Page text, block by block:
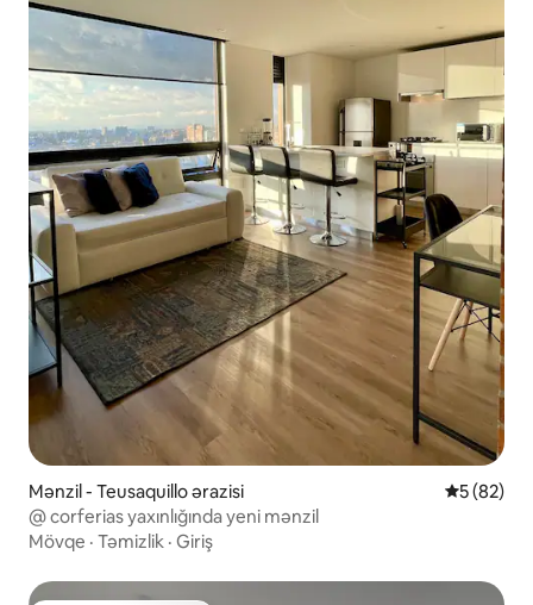
Mənzil - Teusaquillo ərazisi Ortalama
5 (82)
@ corferias yaxınlığında yeni mənzil
Mövqe · Təmizlik · Giriş